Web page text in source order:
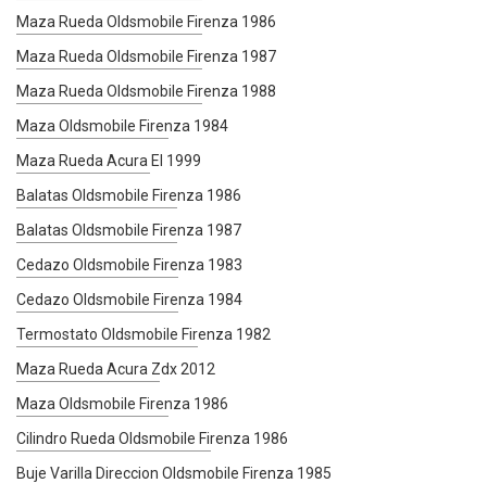
Maza Rueda Oldsmobile Firenza 1986
Maza Rueda Oldsmobile Firenza 1987
Maza Rueda Oldsmobile Firenza 1988
Maza Oldsmobile Firenza 1984
Maza Rueda Acura El 1999
Balatas Oldsmobile Firenza 1986
Balatas Oldsmobile Firenza 1987
Cedazo Oldsmobile Firenza 1983
Cedazo Oldsmobile Firenza 1984
Termostato Oldsmobile Firenza 1982
Maza Rueda Acura Zdx 2012
Maza Oldsmobile Firenza 1986
Cilindro Rueda Oldsmobile Firenza 1986
Buje Varilla Direccion Oldsmobile Firenza 1985